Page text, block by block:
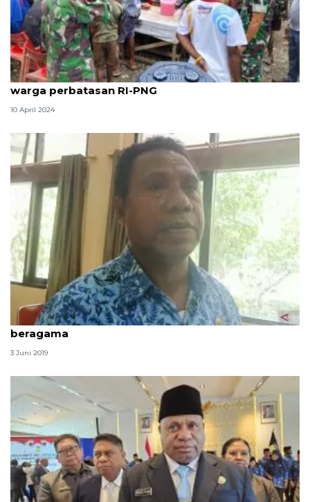
Yonif 122/TS berbagi makanan gratis kepada
warga perbatasan RI-PNG
10 April 2024
Warga Keerom dimbau jaga kerukunan umat
beragama
3 Juni 2019